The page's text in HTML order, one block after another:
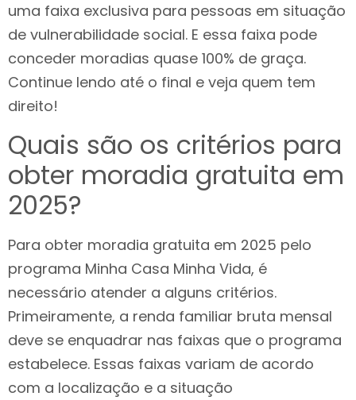
uma faixa exclusiva para pessoas em situação
de vulnerabilidade social. E essa faixa pode
conceder moradias quase 100% de graça.
Continue lendo até o final e veja quem tem
direito!
Quais são os critérios para
obter moradia gratuita em
2025?
Para obter moradia gratuita em 2025 pelo
programa Minha Casa Minha Vida, é
necessário atender a alguns critérios.
Primeiramente, a renda familiar bruta mensal
deve se enquadrar nas faixas que o programa
estabelece. Essas faixas variam de acordo
com a localização e a situação